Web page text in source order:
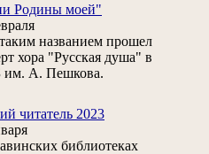
Родины моей"
названием прошел
хора "Русская душа" в
А. Пешкова.
читатель 2023
библиотеках